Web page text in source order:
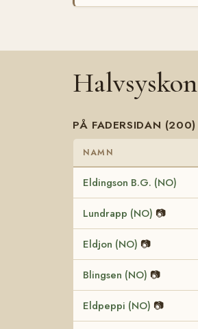
Halvsyskon
PÅ FADERSIDAN (200)
NAMN
Eldingson B.G. (NO)
Lundrapp (NO) 📷
Eldjon (NO) 📷
Blingsen (NO) 📷
Eldpeppi (NO) 📷